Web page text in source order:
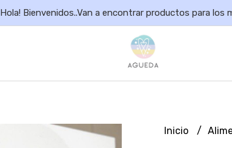
Hola! Bienvenidos..Van a encontrar productos para los
Inicio